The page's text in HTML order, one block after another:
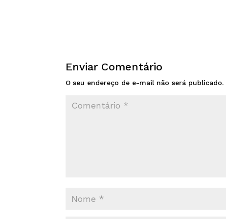
Enviar Comentário
O seu endereço de e-mail não será publicado.